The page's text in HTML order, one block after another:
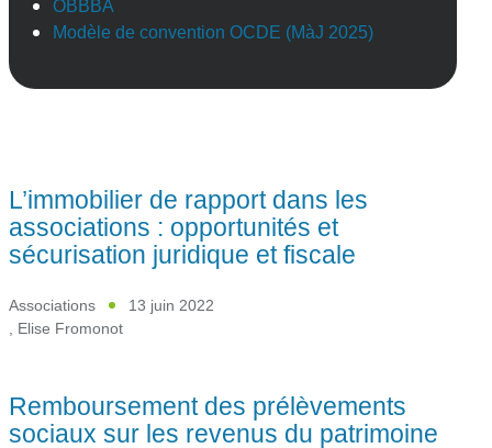
OBBBA
Modèle de convention OCDE (MàJ 2025)
L’immobilier de rapport dans les
associations : opportunités et
sécurisation juridique et fiscale
Associations
13 juin 2022
, Elise Fromonot
Remboursement des prélèvements
sociaux sur les revenus du patrimoine